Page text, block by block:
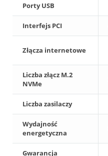
Porty USB
Interfejs PCI
Złącza internetowe
Liczba złącz M.2
NVMe
Liczba zasilaczy
Wydajność
energetyczna
Gwarancja